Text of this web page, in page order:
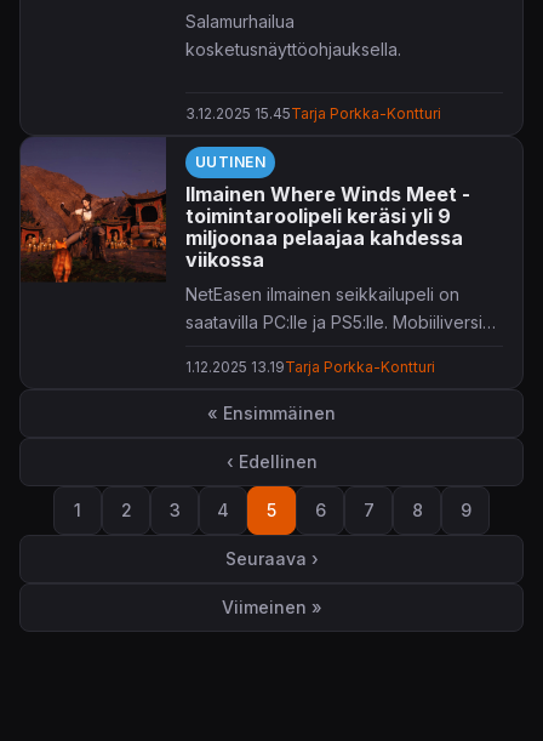
Salamurhailua
kosketusnäyttöohjauksella.
3.12.2025 15.45Tarja Porkka-Kontturi
UUTINEN
Ilmainen Where Winds Meet -
toimintaroolipeli keräsi yli 9
miljoonaa pelaajaa kahdessa
viikossa
NetEasen ilmainen seikkailupeli on
saatavilla PC:lle ja PS5:lle. Mobiiliversio
1.12.2025 13.19Tarja Porkka-Kontturi
Sivutus
Ensimmäinen sivu
« Ensimmäinen
Edellinen sivu
‹ Edellinen
Sivu
1
Sivu
2
Sivu
3
Sivu
4
Sivu
5
Sivu
6
Sivu
7
Sivu
8
Sivu
9
Seuraava sivu
Seuraava ›
Viimeinen sivu
Viimeinen »